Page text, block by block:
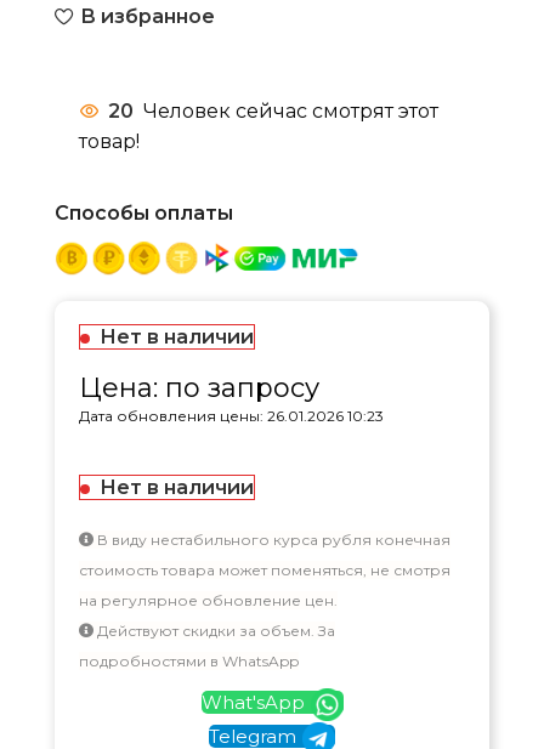
В избранное
20 Человек сейчас смотрят этот
товар!
Способы оплаты
Нет в наличии
Цена: по запросу
Дата обновления цены: 26.01.2026 10:23
Нет в наличии
В виду нестабильного курса рубля конечная
стоимость товара может поменяться, не смотря
на регулярное обновление цен.
Действуют скидки за объем. За
подробностями в WhatsApp
What'sApp
Telegram